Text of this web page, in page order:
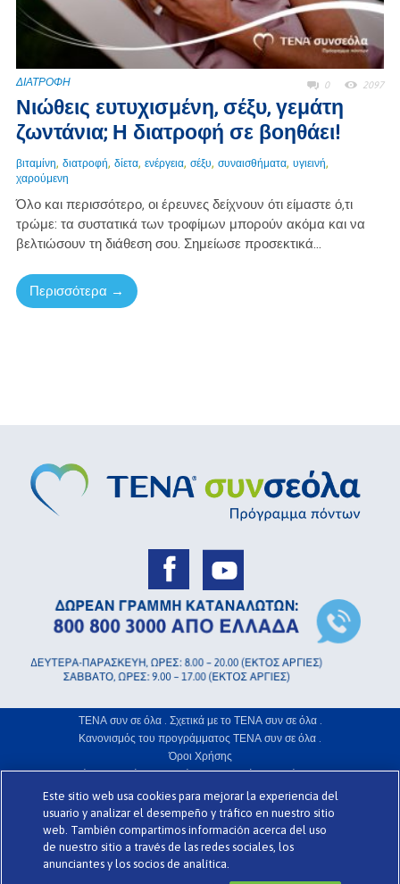
ΔΙΑΤΡΟΦΗ 0 2097
Νιώθεις ευτυχισμένη, σέξυ, γεμάτη
ζωντάνια; Η διατροφή σε βοηθάει!
βιταμίνη, διατροφή, δίετα, ενέργεια, σέξυ, συναισθήματα, υγιεινή,
χαρούμενη
Όλο και περισσότερο, οι έρευνες δείχνουν ότι είμαστε ό,τι
τρώμε: τα συστατικά των τροφίμων μπορούν ακόμα και να
βελτιώσουν τη διάθεση σου. Σημείωσε προσεκτικά...
Περισσότερα →
ΤΕΝΑ συν σε όλα .
Σχετικά με το ΤΕΝΑ συν σε όλα .
Κανονισμός του προγράμματος ΤΕΝΑ συν σε όλα .
Όροι Χρήσης
Πολιτική Προστασίας Απορρήτου . Γλωσσάριο . Χρήση Cookies .
Την ιστοσελίδα σχεδίασε η webwww.codigomedia.es© Essity Hellas
>
Este sitio web usa cookies para mejorar la experiencia del
usuario y analizar el desempeño y tráfico en nuestro sitio
web. También compartimos información acerca del uso
de nuestro sitio a través de las redes sociales, los
anunciantes y los socios de analítica.